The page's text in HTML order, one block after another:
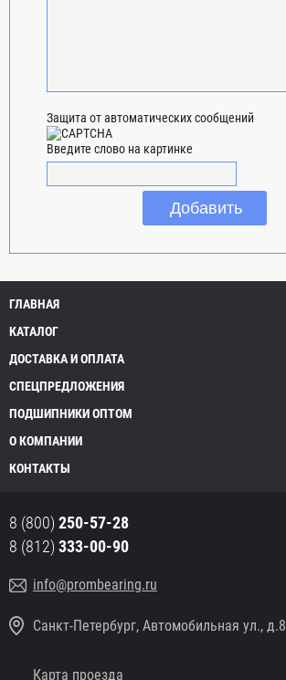
Защита от автоматических сообщений
Введите слово на картинке
ГЛАВНАЯ
КАТАЛОГ
ДОСТАВКА И ОПЛАТА
СПЕЦПРЕДЛОЖЕНИЯ
ПОДШИПНИКИ ОПТОМ
О КОМПАНИИ
КОНТАКТЫ
8 (800) 250-57-28
8 (812) 333-00-90
info@prombearing.ru
Санкт-Петербург, Автомобильная ул., д.8
Карта проезда